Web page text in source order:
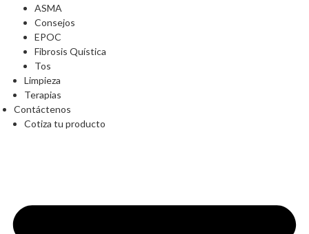
ASMA
Consejos
EPOC
Fibrosis Quística
Tos
Limpieza
Terapias
Contáctenos
Cotiza tu producto